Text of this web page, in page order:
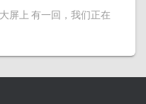
屏上 有一回，我们正在